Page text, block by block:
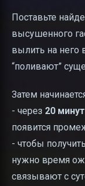
Поставьте
высушенного
вылить на него
“поливают”
Затем
- через 20 минут
появится
- чтобы
нужно время
связывают с